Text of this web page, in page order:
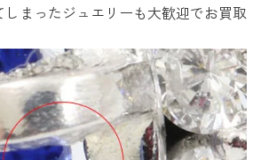
まったジュエリーも大歓迎でお買取